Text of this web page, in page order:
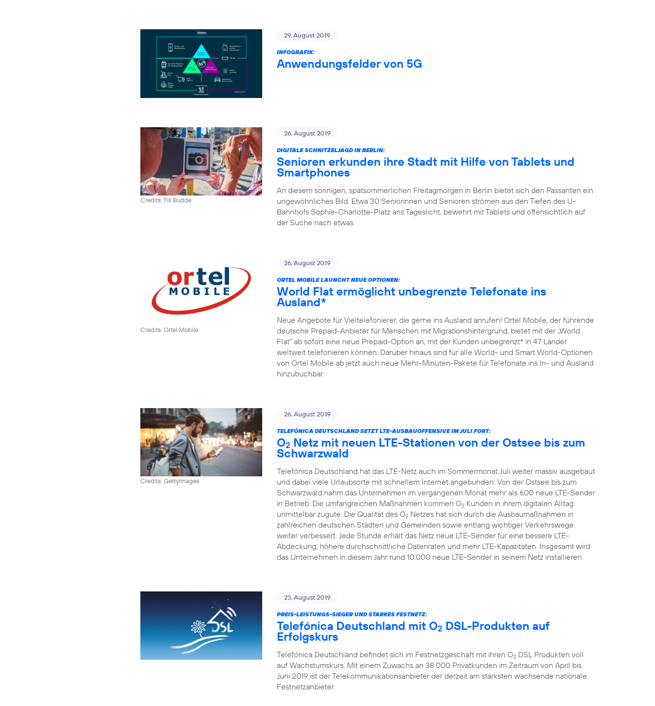
29. August 2019
INFOGRAFIK:
Anwendungsfelder von 5G
Credits: Till Budde
26. August 2019
DIGITALE SCHNITZELJAGD IN BERLIN:
Senioren erkunden ihre Stadt mit Hilfe von Tablets und
Smartphones
An diesem sonnigen, spätsommerlichen Freitagmorgen in Berlin bietet sich den Passanten ein
ungewöhnliches Bild: Etwa 30 Seniorinnen und Senioren strömen aus den Tiefen des U-
Bahnhofs Sophie-Charlotte-Platz ans Tageslicht, bewehrt mit Tablets und offensichtlich auf
der Suche nach etwas.
Credits: Ortel Mobile
26. August 2019
ORTEL MOBILE LAUNCHT NEUE OPTIONEN:
World Flat ermöglicht unbegrenzte Telefonate ins
Ausland*
Neue Angebote für Vieltelefonierer, die gerne ins Ausland anrufen! Ortel Mobile, der führende
deutsche Prepaid-Anbieter für Menschen mit Migrationshintergrund, bietet mit der „World
Flat“ ab sofort eine neue Prepaid-Option an, mit der Kunden unbegrenzt* in 47 Länder
weltweit telefonieren können. Darüber hinaus sind für alle World- und Smart World-Optionen
von Ortel Mobile ab jetzt auch neue Mehr-Minuten-Pakete für Telefonate ins In- und Ausland
hinzubuchbar.
Credits: Gettyimages
26. August 2019
TELEFÓNICA DEUTSCHLAND SETZT LTE-AUSBAUOFFENSIVE IM JULI FORT:
O2 Netz mit neuen LTE-Stationen von der Ostsee bis zum
Schwarzwald
Telefónica Deutschland hat das LTE-Netz auch im Sommermonat Juli weiter massiv ausgebaut
und dabei viele Urlaubsorte mit schnellem Internet angebunden. Von der Ostsee bis zum
Schwarzwald nahm das Unternehmen im vergangenen Monat mehr als 600 neue LTE-Sender
in Betrieb. Die umfangreichen Maßnahmen kommen O2 Kunden in ihrem digitalen Alltag
unmittelbar zugute: Die Qualität des O2 Netzes hat sich durch die Ausbaumaßnahmen in
zahlreichen deutschen Städten und Gemeinden sowie entlang wichtiger Verkehrswege
weiter verbessert. Jede Stunde erhält das Netz neue LTE-Sender für eine bessere LTE-
Abdeckung, höhere durchschnittliche Datenraten und mehr LTE-Kapazitäten. Insgesamt wird
das Unternehmen in diesem Jahr rund 10.000 neue LTE-Sender in seinem Netz installieren.
23. August 2019
PREIS-LEISTUNGS-SIEGER UND STARKES FESTNETZ:
Telefónica Deutschland mit O2 DSL-Produkten auf
Erfolgskurs
Telefónica Deutschland befindet sich im Festnetzgeschäft mit ihren O2 DSL Produkten voll
auf Wachstumskurs. Mit einem Zuwachs an 38.000 Privatkunden im Zeitraum von April bis
Juni 2019 ist der Telekommunikationsanbieter der derzeit am stärksten wachsende nationale
Festnetzanbieter.